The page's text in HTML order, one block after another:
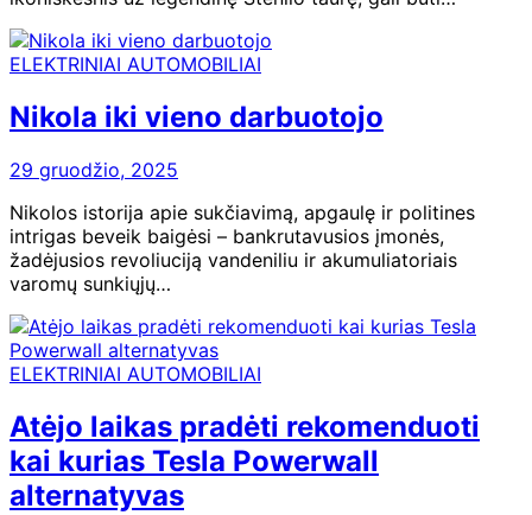
ELEKTRINIAI AUTOMOBILIAI
Nikola iki vieno darbuotojo
29 gruodžio, 2025
Nikolos istorija apie sukčiavimą, apgaulę ir politines
intrigas beveik baigėsi – bankrutavusios įmonės,
žadėjusios revoliuciją vandeniliu ir akumuliatoriais
varomų sunkiųjų…
ELEKTRINIAI AUTOMOBILIAI
Atėjo laikas pradėti rekomenduoti
kai kurias Tesla Powerwall
alternatyvas